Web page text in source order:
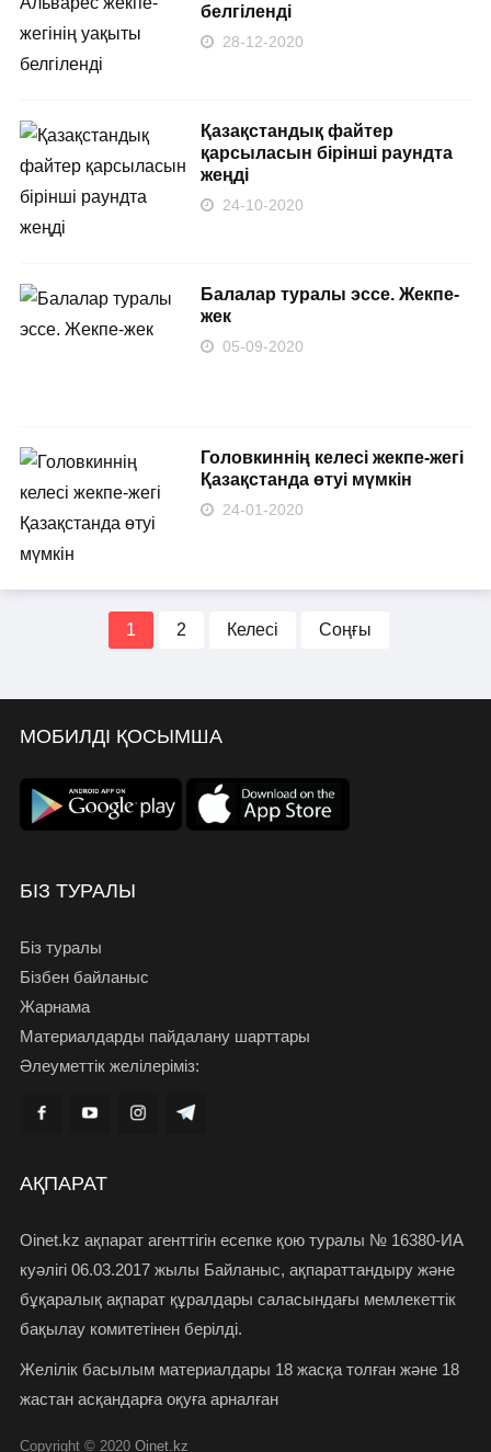
белгіленді
28-12-2020
Қазақстандық файтер
қарсыласын бірінші раундта
жеңді
24-10-2020
Балалар туралы эссе. Жекпе-
жек
05-09-2020
Головкиннің келесі жекпе-жегі
Қазақстанда өтуі мүмкін
24-01-2020
1 2 Келесі Соңғы
МОБИЛДІ ҚОСЫМША
БІЗ ТУРАЛЫ
Біз туралы
Бізбен байланыс
Жарнама
Материалдарды пайдалану шарттары
Әлеуметтік желілеріміз:
АҚПАРАТ
Oinet.kz ақпарат агенттігін есепке қою туралы № 16380-ИА
куәлігі 06.03.2017 жылы Байланыс, ақпараттандыру және
бұқаралық ақпарат құралдары саласындағы мемлекеттік
бақылау комитетінен берілді.
Желілік басылым материалдары 18 жасқа толған және 18
жастан асқандарға оқуға арналған
Copyright © 2020 Oinet.kz